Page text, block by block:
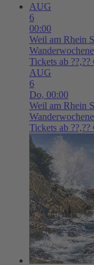
AUG
6
00:00
Weil am Rhein
Tickets ab ??,??
AUG
6
Do, 00:00
Weil am Rhein
Tickets ab ??,??